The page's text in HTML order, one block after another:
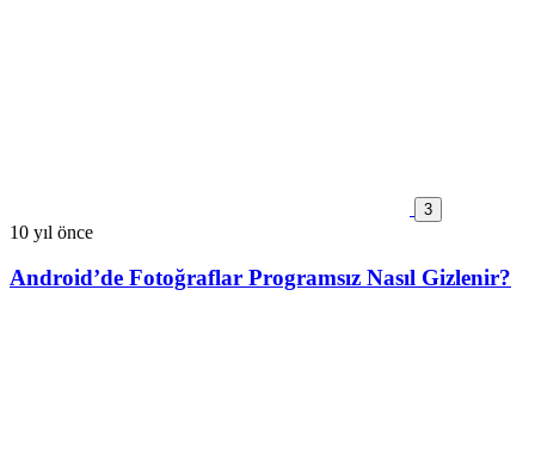
3
10 yıl önce
Android’de Fotoğraflar Programsız Nasıl Gizlenir?